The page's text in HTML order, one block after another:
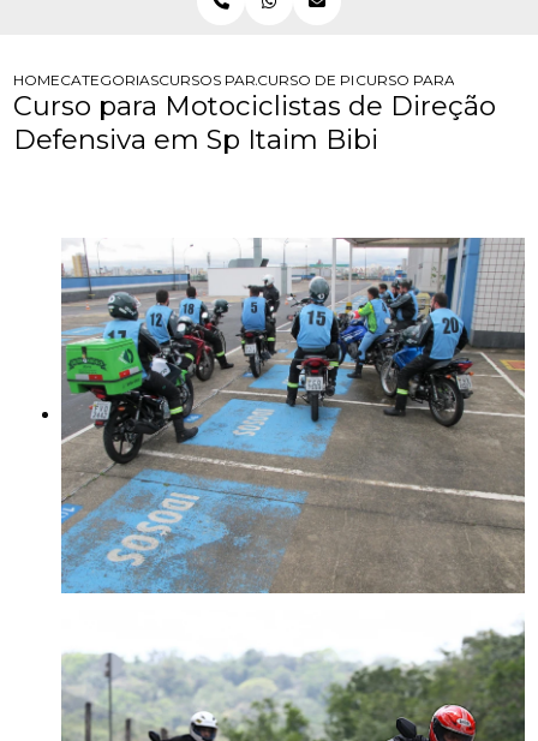
HOMECATEGORIASCURSOS PARA MOTOCICLISTAS
CURSO DE PILOTAGEM DEFENSIVA
CURSO PARA
Curso para Motociclistas de Direção
Defensiva em Sp Itaim Bibi